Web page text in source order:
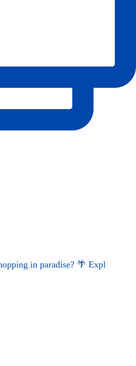
in paradise? 🌴 Expl